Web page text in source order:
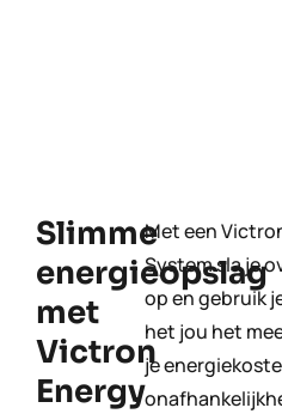
Slimme
energieopslag
met
Victron
Energy
Met een
System sla je
op en gebruik
het jou het
je